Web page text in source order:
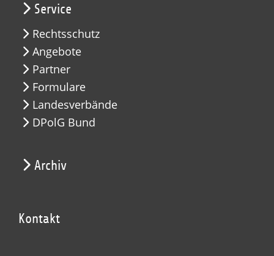
Service
Rechtsschutz
Angebote
Partner
Formulare
Landesverbände
DPolG Bund
Archiv
Kontakt